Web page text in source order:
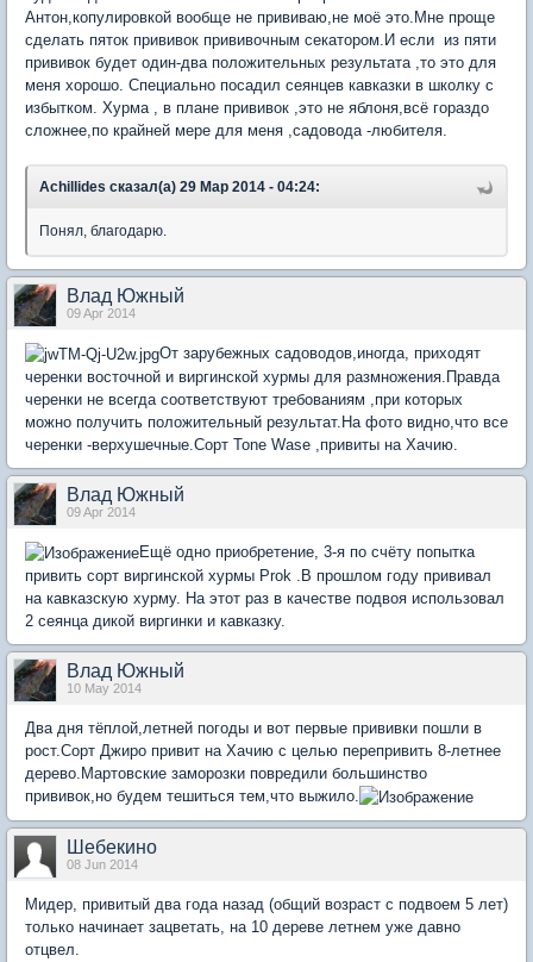
Антон,копулировкой вообще не прививаю,не моё это.Мне проще
сделать пяток прививок прививочным секатором.И если из пяти
прививок будет один-два положительных результата ,то это для
меня хорошо. Специально посадил сеянцев кавказки в школку с
избытком. Хурма , в плане прививок ,это не яблоня,всё гораздо
сложнее,по крайней мере для меня ,садовода -любителя.
Achillides сказал(а) 29 Мар 2014 - 04:24:
Понял, благодарю.
Влад Южный
09 Apr 2014
От зарубежных садоводов,иногда, приходят
черенки восточной и виргинской хурмы для размножения.Правда
черенки не всегда соответствуют требованиям ,при которых
можно получить положительный результат.На фото видно,что все
черенки -верхушечные.Сорт Tone Wase ,привиты на Хачию.
Влад Южный
09 Apr 2014
Ещё одно приобретение, 3-я по счёту попытка
привить сорт виргинской хурмы Prok .В прошлом году прививал
на кавказскую хурму. На этот раз в качестве подвоя использовал
2 сеянца дикой виргинки и кавказку.
Влад Южный
10 May 2014
Два дня тёплой,летней погоды и вот первые прививки пошли в
рост.Сорт Джиро привит на Хачию с целью перепривить 8-летнее
дерево.Мартовские заморозки повредили большинство
прививок,но будем тешиться тем,что выжило.
Шебекино
08 Jun 2014
Мидер, привитый два года назад (общий возраст с подвоем 5 лет)
только начинает зацветать, на 10 дереве летнем уже давно
отцвел.